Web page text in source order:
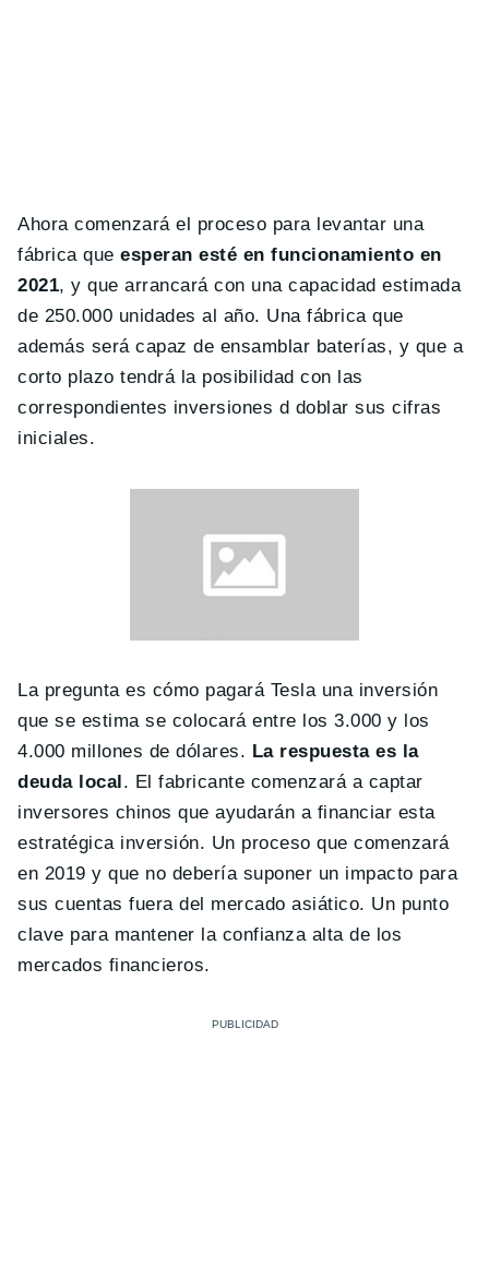
Ahora comenzará el proceso para levantar una
fábrica queesperan esté en funcionamiento en
2021, y que arrancará con una capacidad estimada
de 250.000 unidades al año. Una fábrica que
además será capaz de ensamblar baterías, y que a
corto plazo tendrá la posibilidad con las
correspondientes inversiones d doblar sus cifras
iniciales.
La pregunta es cómo pagará Tesla una inversión
que se estima se colocará entre los 3.000 y los
4.000 millones de dólares. La respuesta es la
deuda local. El fabricante comenzará a captar
inversores chinos que ayudarán a financiar esta
estratégica inversión. Un proceso que comenzará
en 2019 y que no debería suponer un impacto para
sus cuentas fuera del mercado asiático. Un punto
clave para mantener la confianza alta de los
mercados financieros.